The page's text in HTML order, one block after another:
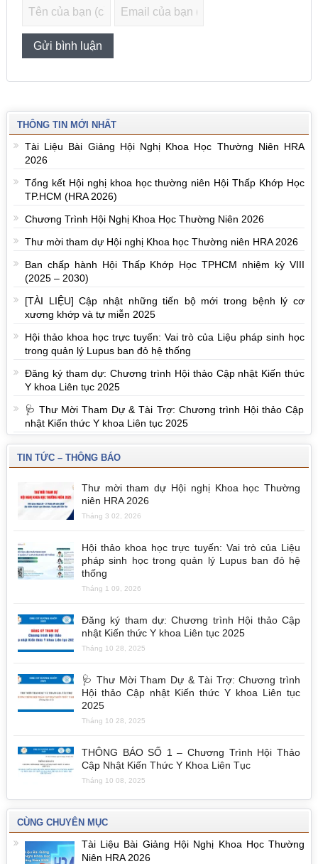
THÔNG TIN MỚI NHẤT
Tài Liệu Bài Giảng Hội Nghị Khoa Học Thường Niên HRA
2026
Tổng kết Hội nghị khoa học thường niên Hội Thấp Khớp Học
TP.HCM (HRA 2026)
Chương Trình Hội Nghị Khoa Học Thường Niên 2026
Thư mời tham dự Hội nghị Khoa học Thường niên HRA 2026
Ban chấp hành Hội Thấp Khớp Học TPHCM nhiệm kỳ VIII
(2025 – 2030)
[TÀI LIỆU] Cập nhật những tiến bộ mới trong bệnh lý cơ
xương khớp và tự miễn 2025
Hội thảo khoa học trực tuyến: Vai trò của Liệu pháp sinh học
trong quản lý Lupus ban đỏ hệ thống
Đăng ký tham dự: Chương trình Hội thảo Cập nhật Kiến thức
Y khoa Liên tục 2025
🩺 Thư Mời Tham Dự & Tài Trợ: Chương trình Hội thảo Cập
nhật Kiến thức Y khoa Liên tục 2025
TIN TỨC – THÔNG BÁO
Thư mời tham dự Hội nghị Khoa học Thường
niên HRA 2026
Tháng 3 02, 2026
Hội thảo khoa học trực tuyến: Vai trò của Liệu
pháp sinh học trong quản lý Lupus ban đỏ hệ
thống
Tháng 1 09, 2026
Đăng ký tham dự: Chương trình Hội thảo Cập
nhật Kiến thức Y khoa Liên tục 2025
Tháng 10 28, 2025
🩺 Thư Mời Tham Dự & Tài Trợ: Chương trình
Hội thảo Cập nhật Kiến thức Y khoa Liên tục
2025
Tháng 10 28, 2025
THÔNG BÁO SỐ 1 – Chương Trình Hội Thảo
Cập Nhật Kiến Thức Y Khoa Liên Tục
Tháng 10 08, 2025
CÙNG CHUYÊN MỤC
Tài Liệu Bài Giảng Hội Nghị Khoa Học Thường
Niên HRA 2026